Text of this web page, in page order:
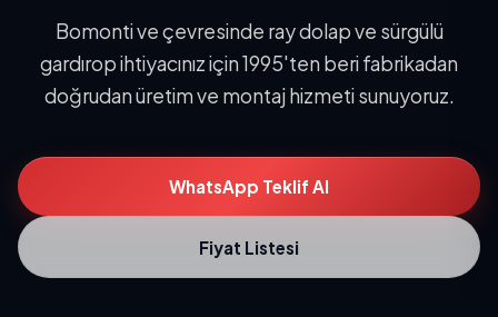
Bomonti ve çevresinde ray dolap ve sürgülü
gardırop ihtiyacınız için 1995'ten beri fabrikadan
doğrudan üretim ve montaj hizmeti sunuyoruz.
WhatsApp Teklif Al
Fiyat Listesi